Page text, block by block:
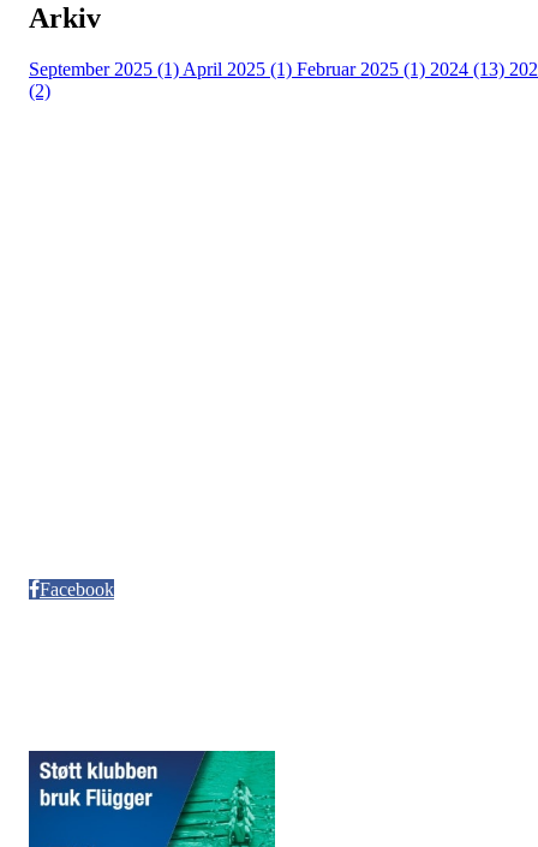
Arkiv
September 2025 (1) April 2025 (1) Februar 2025 (1) 2024 (13)
(2)
Facebook